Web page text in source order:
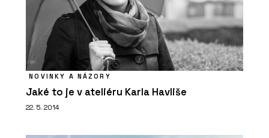
NOVINKY A NÁZORY
Jaké to je v ateliéru Karla Havliše
22. 5. 2014